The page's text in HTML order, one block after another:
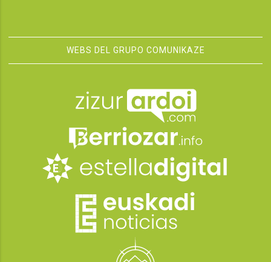
WEBS DEL GRUPO COMUNIKAZE